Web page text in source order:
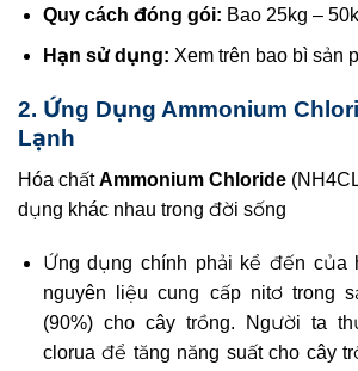
Quy cách đóng gói: Bao 25kg –
Hạn sử dụng: Xem trên bao bì sản
2. Ứng Dụng Ammonium
Lạnh
Hóa chấtAmmonium Chloride
dụng khác nhau trong đời sống
Ứng dụng chính phải kể đến của
nguyên liệu cung cấp nitơ trong
(90%) cho cây trồng. Người ta
clorua để tăng năng suất cho cây